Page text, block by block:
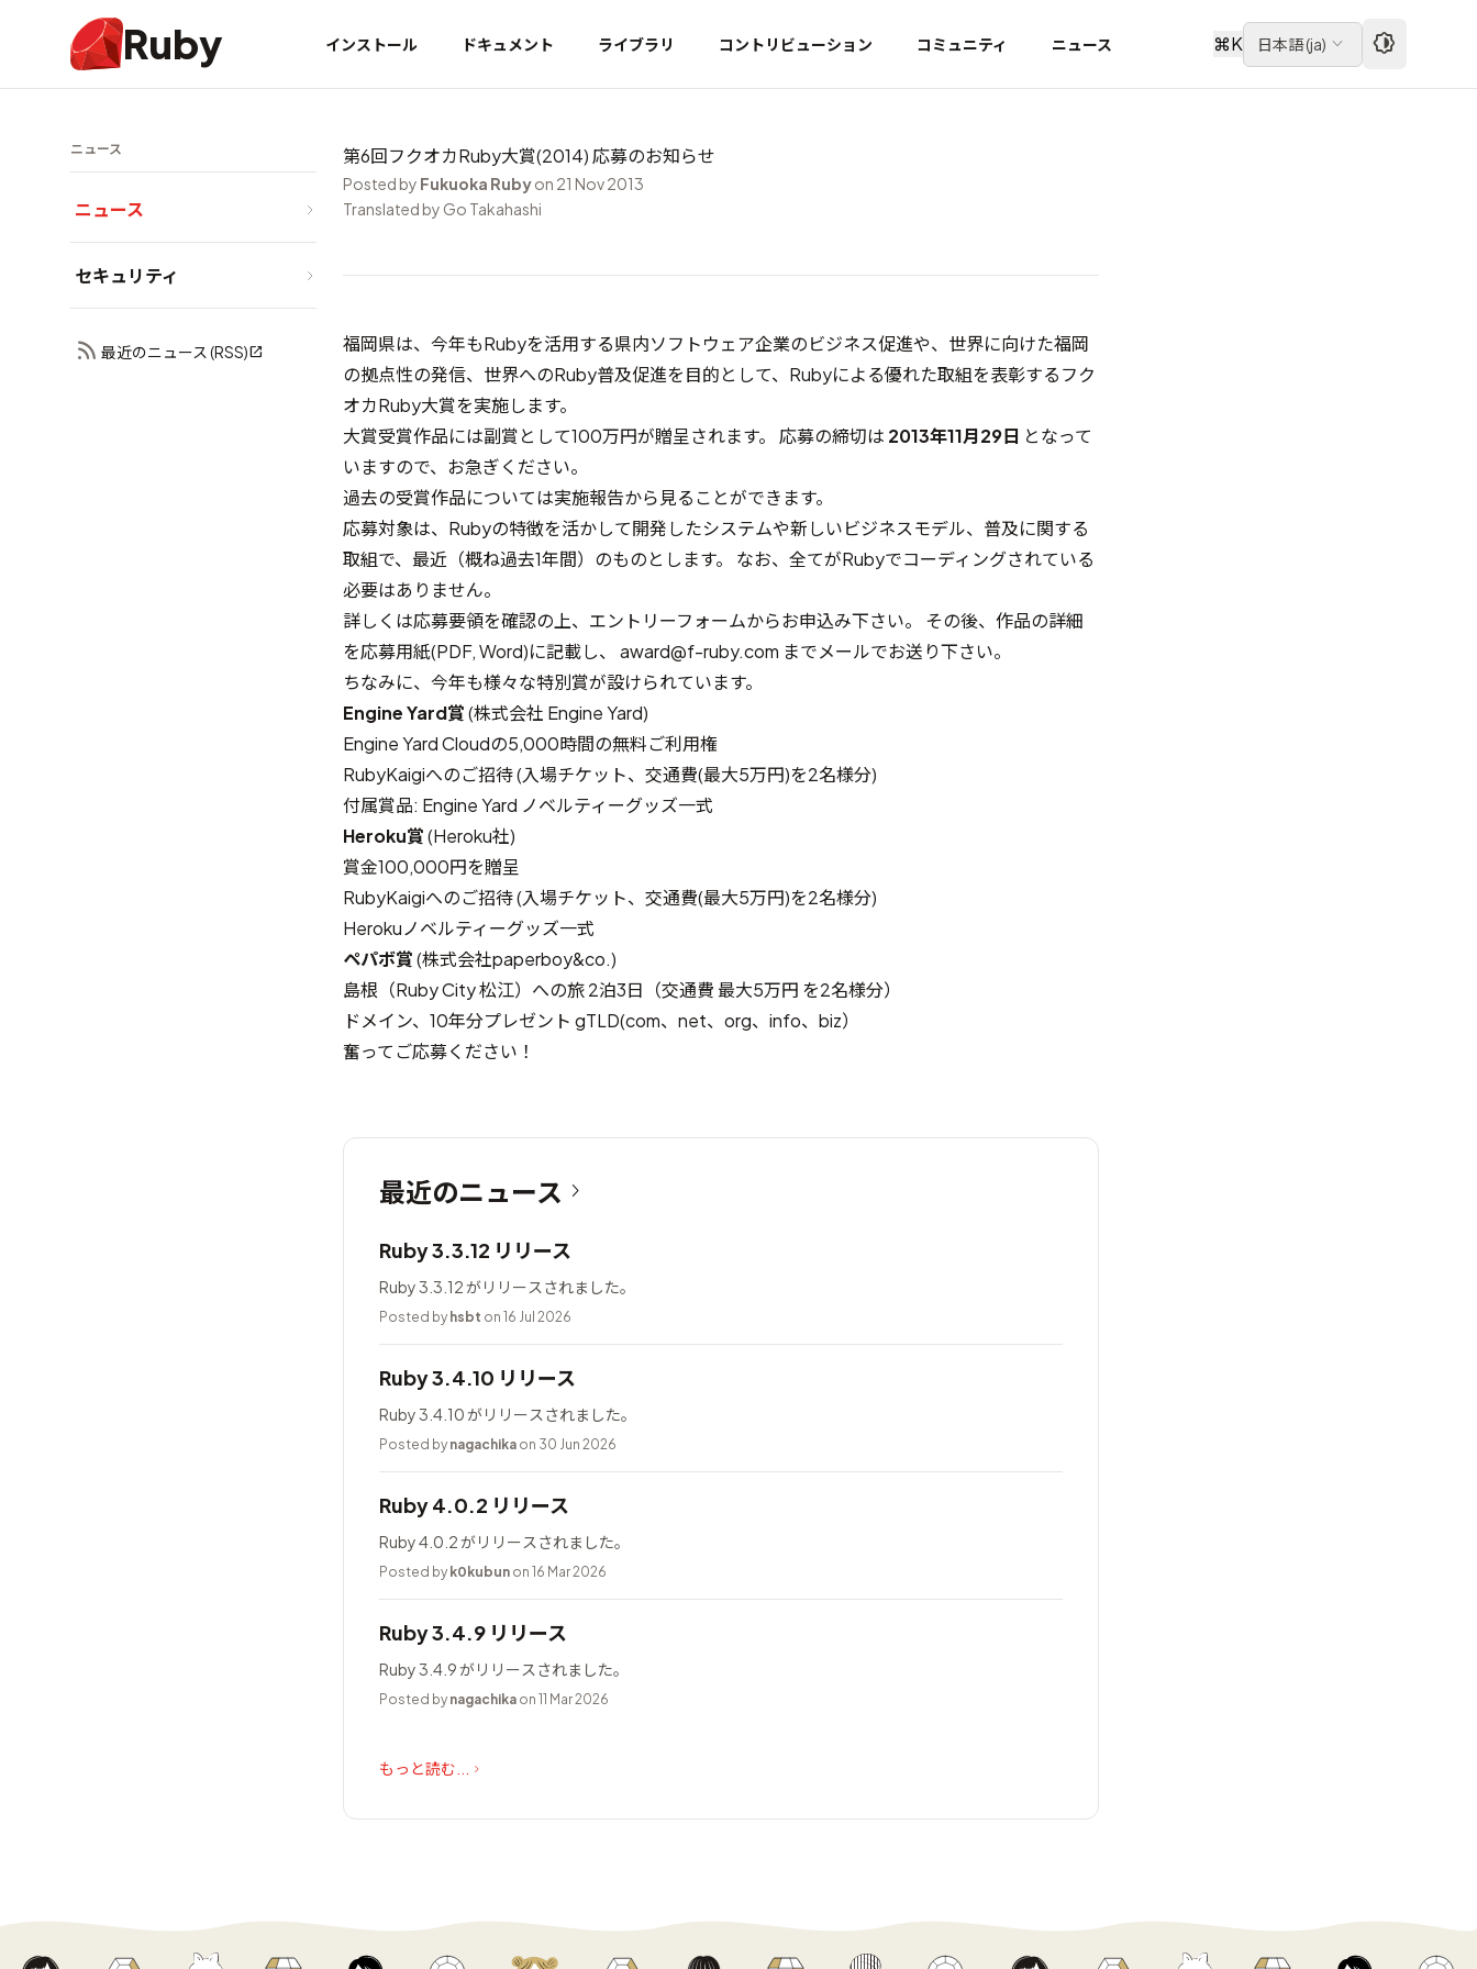
Ruby インストール ドキュメント ライブラリ コントリビューション コミュニティ ニュース ⌘K 日本語(ja)
ニュース
ニュース
セキュリティ
最近のニュース (RSS)
第6回フクオカRuby大賞(2014) 応募のお知らせ
Posted by Fukuoka Rubyon 21 Nov 2013
Translated by Go Takahashi
福岡県は、今年もRubyを活用する県内ソフトウェア企業のビジネス促進や、世界に向けた福岡
の拠点性の発信、世界へのRuby普及促進を目的として、Rubyによる優れた取組を表彰するフク
オカRuby大賞を実施します。
大賞受賞作品には副賞として100万円が贈呈されます。 応募の締切は 2013年11月29日 となって
いますので、お急ぎください。
過去の受賞作品については実施報告から見ることができます。
応募対象は、Rubyの特徴を活かして開発したシステムや新しいビジネスモデル、普及に関する
取組で、最近（概ね過去1年間）のものとします。 なお、全てがRubyでコーディングされている
必要はありません。
詳しくは応募要領を確認の上、 エントリーフォームからお申込み下さい。 その後、作品の詳細
を応募用紙(PDF,Word)に記載し、 award@f-ruby.com までメールでお送り下さい。
ちなみに、今年も様々な特別賞が設けられています。
Engine Yard賞(株式会社 Engine Yard)
Engine Yard Cloudの5,000時間の無料ご利用権
RubyKaigiへのご招待 (入場チケット、交通費(最大5万円)を2名様分)
付属賞品: Engine Yard ノベルティーグッズ一式
Heroku賞(Heroku社)
賞金100,000円を贈呈
RubyKaigiへのご招待 (入場チケット、交通費(最大5万円)を2名様分)
Herokuノベルティーグッズ一式
ペパボ賞(株式会社paperboy&co.)
島根（Ruby City 松江）への旅 2泊3日（交通費 最大5万円 を2名様分）
ドメイン、10年分プレゼント gTLD(com、net、org、info、biz）
奮ってご応募ください！
最近のニュース
Ruby 3.3.12 リリース
Ruby 3.3.12 がリリースされました。
Posted by hsbt on 16 Jul 2026
Ruby 3.4.10 リリース
Ruby 3.4.10 がリリースされました。
Posted by nagachika on 30 Jun 2026
Ruby 4.0.2 リリース
Ruby 4.0.2 がリリースされました。
Posted by k0kubun on 16 Mar 2026
Ruby 3.4.9 リリース
Ruby 3.4.9 がリリースされました。
Posted by nagachika on 11 Mar 2026
もっと読む...